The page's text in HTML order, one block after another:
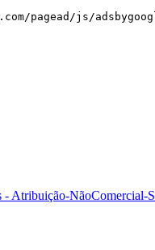
pagead/js/
- Atribuição-NãoComercial-